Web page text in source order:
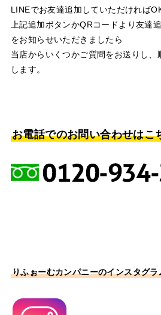
LINEでお友達追加していただければ
上記追加ボタンかQRコードより友達
をお知らせいただきましたら
当店からいくつかご質問をお送りし
します。
お電話でのお問い合わせはこ
りふぉーむカンパニーのインスタグ